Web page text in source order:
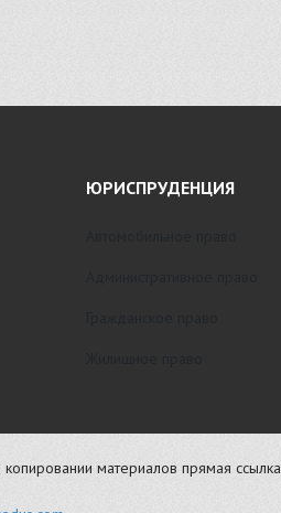
ЮРИСПРУДЕНЦИЯ
материалов прямая ссылка